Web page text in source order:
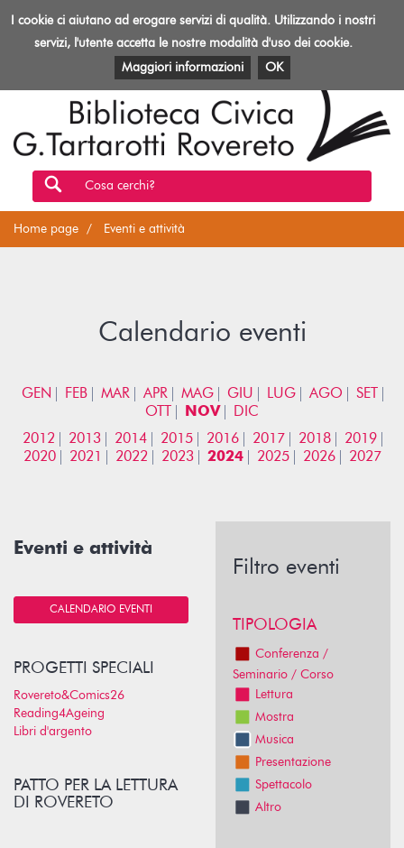
Toggle
Biblioteca
Rovereto
EVENTI E ATTIVITÀ PATRIMONIO E RISORSE
Cosa cerchi?
Home page Eventi e attività
Calendario eventi
GEN FEB MAR APR MAG GIU LUG AGO
SET
OTT
NOV
DIC
2012
2013 2014 2015 2016 2017 2018
2019
2020
2021 2022 2023 2024 2025 2026 2027
Eventi e attività
CALENDARIO EVENTI
PROGETTI SPECIALI
Rovereto&Comics26
Reading4Ageing
Libri d'argento
PATTO PER LA LETTURA
DI ROVERETO
Filtro eventi
TIPOLOGIA
Conferenza /
Seminario / Corso
Lettura
Mostra
Musica
Presentazione
Spettacolo
Altro
I cookie ci aiutano ad erogare servizi di qualità. Utilizzando i nostri
servizi, l'utente accetta le nostre modalità d'uso dei cookie.
Maggiori informazioni
OK